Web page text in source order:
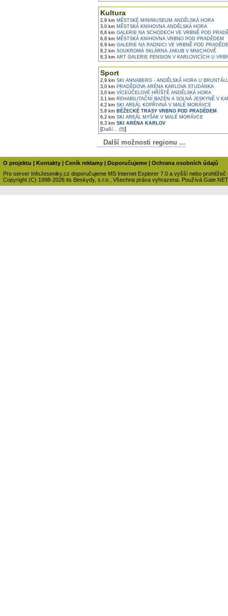
Kultura
2,9 km MĚSTSKÉ MINIMUSEUM ANDĚLSKÁ HORA
3,0 km MĚSTSKÁ KNIHOVNA ANDĚLSKÁ HORA
6,6 km GALERIE NA SCHODECH VE VRBNĚ POD
6,8 km MĚSTSKÁ KNIHOVNA VRBNO POD PRADĚDEM
6,9 km GALERIE NA RADNICI VE VRBNĚ POD
8,2 km SOUKROMÁ SKLÁRNA JAKUB V MNICHOVĚ
8,3 km ART GALERIE PENSION V KARLOVICÍCH U
Sport
2,9 km SKI ANNABERG - ANDĚLSKÁ HORA U
3,0 km PRADĚDOVA ARÉNA KARLOVA STUDÁNKA
3,0 km VÍCEÚČELOVÉ HŘÍŠTĚ ANDĚLSKÁ HORA
3,1 km REHABILITAČNÍ BAZÉN A SOLNÁ JESKYNĚ V
4,2 km SKI AREÁL KOPŘIVNÁ V MALÉ MORÁVCE
5,8 km BĚŽECKÉ TRASY VRBNO POD PRADĚDEM
6,2 km SKI AREÁL MYŠÁK V MALÉ MORÁVCE
6,3 km SKI ARÉNA KARLOV
[Další... (5)]
Další možnosti regionu ...
O projektu | Kontakty | Ceník reklamy | Doporučujeme | Ochrana osobních údajů
Pro server InfoJeseniky.cz doporučujeme MS Internet Explorer 7.0 a vyšší nebo prohlížeč
Copyright (C) 1998-2026 its Beskydy, s.r.o., Všechna práva vyhrazena. Používá